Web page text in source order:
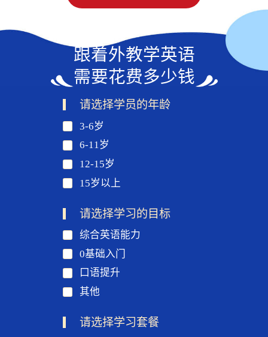
跟着外教学英语
需要花费多少钱
请选择学员的年龄
3-6岁
6-11岁
12-15岁
15岁以上
请选择学习的目标
综合英语能力
0基础入门
口语提升
其他
请选择学习套餐